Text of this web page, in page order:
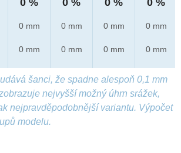
0 %
0 mm
0 mm
0 %
0 mm
0 mm
0 %
0 mm
0 mm
0 %
0 mm
0 mm
šanci, že spadne alespoň 0,1 mm
nejvyšší možný úhrn srážek,
nejpravděpodobnější variantu. Výpočet
modelu.